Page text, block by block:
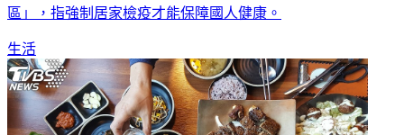
區」，指強制居家檢疫才能保障國人健康。
生活